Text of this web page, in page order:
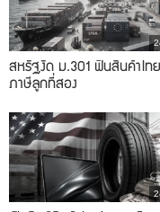
สหรัฐงัด ม.301 ฟันสินค้าไท
ภาษีลูกที่สอง